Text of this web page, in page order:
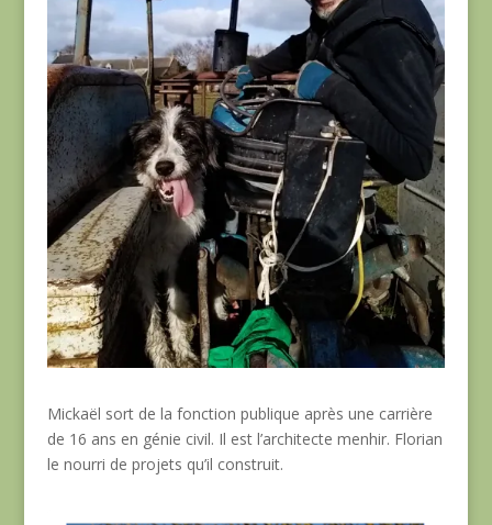
Mickaël sort de la fonction publique après une carrière
de 16 ans en génie civil. Il est l’architecte menhir. Florian
le nourri de projets qu’il construit.